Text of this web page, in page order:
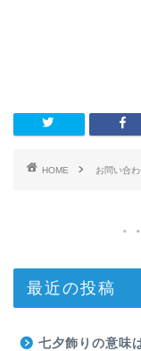
HOME お問い合
最近の投稿
七夕飾りの意味